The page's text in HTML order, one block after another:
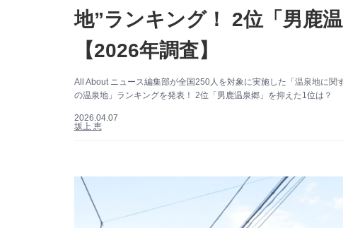
地”ランキング！ 2位「男鹿
【2026年調査】
All About ニュース編集部が全国250人を対象に実施した「温泉地に
の温泉地」ランキングを発表！ 2位「男鹿温泉郷」を抑えた1位は？
2026.04.07
坂上 恵